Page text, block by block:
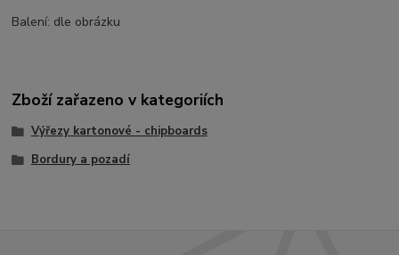
Balení: dle obrázku
Zboží zařazeno v kategoriích
Výřezy kartonové - chipboards
Bordury a pozadí